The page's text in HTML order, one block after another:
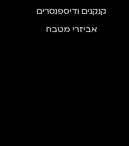
קנקנים ודיספנסרים
אביזרי מטבח